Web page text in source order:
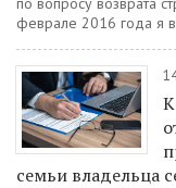
феврале 2016 года я
семьи владельца